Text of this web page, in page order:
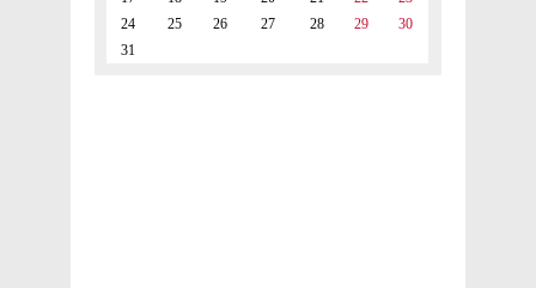
24
25 26 27 28 29
30
31